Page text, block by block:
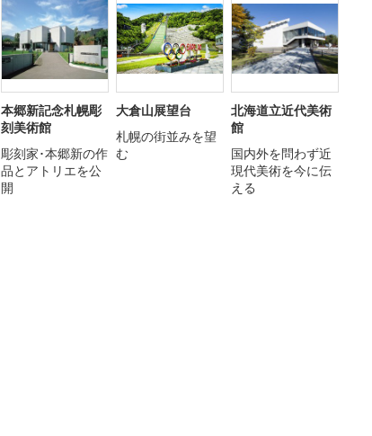
本郷新記念札幌彫
刻美術館
彫刻家･本郷新の作
品とアトリエを公
開
大倉山展望台
札幌の街並みを望
む
北海道立近代美術
館
国内外を問わず近
現代美術を今に伝
える